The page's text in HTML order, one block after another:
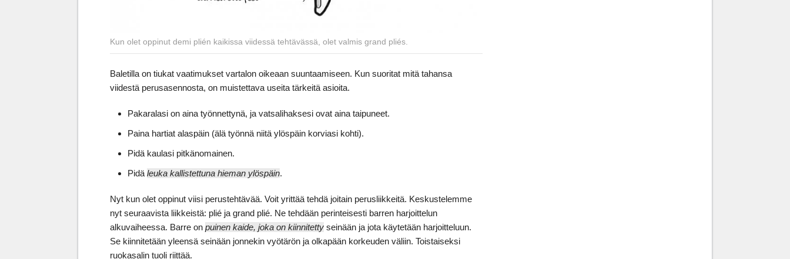
Kun olet oppinut demi plién kaikissa viidessä tehtävässä, olet valmis grand pliés.
Baletilla on tiukat vaatimukset vartalon oikeaan suuntaamiseen. Kun suoritat mitä tahansa
viidestä perusasennosta, on muistettava useita tärkeitä asioita.
Pakaralasi on aina työnnettynä, ja vatsalihaksesi ovat aina taipuneet.
Paina hartiat alaspäin (älä työnnä niitä ylöspäin korviasi kohti).
Pidä kaulasi pitkänomainen.
Pidä leuka kallistettuna hieman ylöspäin.
Nyt kun olet oppinut viisi perustehtävää. Voit yrittää tehdä joitain perusliikkeitä. Keskustelemme
nyt seuraavista liikkeistä: plié ja grand plié. Ne tehdään perinteisesti barren harjoittelun
alkuvaiheessa. Barre on puinen kaide, joka on kiinnitetty seinään ja jota käytetään harjoitteluun.
Se kiinnitetään yleensä seinään jonnekin vyötärön ja olkapään korkeuden väliin. Toistaiseksi
ruokasalin tuoli riittää.